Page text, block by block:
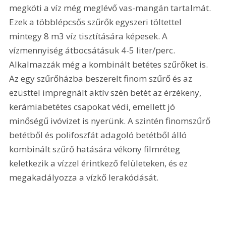
megköti a víz még meglévő vas-mangán tartalmát.
Ezek a többlépcsős szűrők egyszeri töltettel
mintegy 8 m3 víz tisztítására képesek. A
vízmennyiség átbocsátásuk 4-5 liter/perc.
Alkalmazzák még a kombinált betétes szűrőket is.
Az egy szűrőházba beszerelt finom szűrő és az
ezüsttel impregnált aktív szén betét az érzékeny,
kerámiabetétes csapokat védi, emellett jó
minőségű ivóvizet is nyerünk. A szintén finomszűrő
betétből és polifoszfát adagoló betétből álló
kombinált szűrő hatására vékony filmréteg
keletkezik a vízzel érintkező felületeken, és ez
megakadályozza a vízkő lerakódását.